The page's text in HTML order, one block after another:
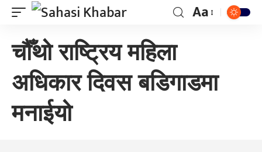
Aa
चौँथो राष्ट्रिय महिला
अधिकार दिवस बडिगाडमा
मनाईयो